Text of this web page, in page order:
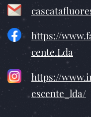
https://
cente.Lda
https://
escente_lda/